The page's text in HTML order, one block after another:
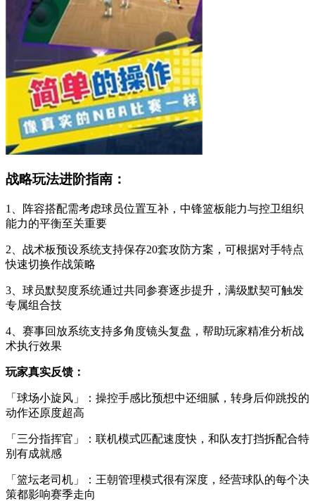
战略玩法进阶指南：
1、阵容搭配需考虑球员位置互补，中锋篮板能力与控卫组织
能力的平衡至关重要
2、战术板预设系统支持保存20套攻防方案，可根据对手特点
快速切换作战策略
3、球员默契度系统通过共同参赛逐步提升，满级默契可触发
专属组合技
4、赛事回放系统支持多角度镜头复盘，帮助玩家精准分析战
术执行效果
玩家真实反馈：
「球场小旋风」：操控手感比预想中还细腻，转身后仰跳投的
动作还原度超高
「三分指挥官」：联机模式匹配速度快，和队友打挡拆配合特
别有成就感
「篮坛老司机」：王朝管理模式很有深度，经营球队的每个决
策都影响赛季走向